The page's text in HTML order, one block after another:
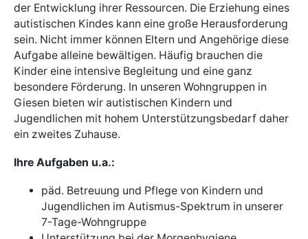
der Entwicklung ihrer Ressourcen. Die Erziehung eines
autistischen Kindes kann eine große Herausforderung
sein. Nicht immer können Eltern und Angehörige diese
Aufgabe alleine bewältigen. Häufig brauchen die
Kinder eine intensive Begleitung und eine ganz
besondere Förderung. In unseren Wohngruppen in
Giesen bieten wir autistischen Kindern und
Jugendlichen mit hohem Unterstützungsbedarf daher
ein zweites Zuhause.
Ihre Aufgaben u.a.:
päd. Betreuung und Pflege von Kindern und
Jugendlichen im Autismus-Spektrum in unserer
7-Tage-Wohngruppe